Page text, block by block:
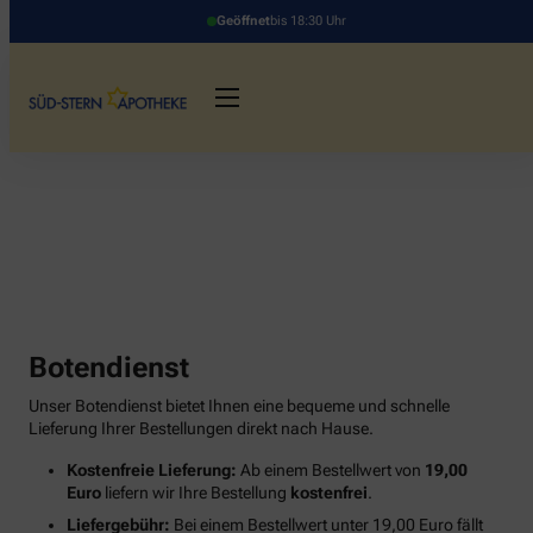
Geöffnetbis 18:30 Uhr
Botendienst
Unser Botendienst bietet Ihnen eine bequeme und schnelle
Lieferung Ihrer Bestellungen direkt nach Hause.
Kostenfreie Lieferung: Ab einem Bestellwert von 19,00
Euro liefern wir Ihre Bestellung kostenfrei
Liefergebühr: Bei einem Bestellwert unter 19,00 Euro fällt